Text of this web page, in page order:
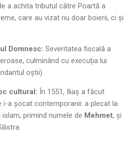
a achita tributul către Poartă a
care au vizat nu doar boierii, ci și
Domnesc: Severitatea fiscală a
culminând cu execuția lui
oștii).
cultural: În 1551, Iliaș a făcut
i-a șocat contemporanii: a plecat la
primind numele de Mehmet, și